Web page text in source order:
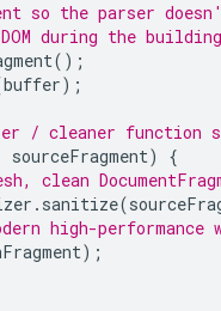
so the parser
during the
();
buffer);
/ cleaner function
sourceFragment)
{
. sanitize(
high-performance
);